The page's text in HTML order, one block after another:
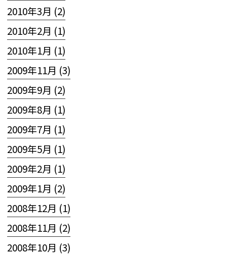
2010年3月 (2)
2010年2月 (1)
2010年1月 (1)
2009年11月 (3)
2009年9月 (2)
2009年8月 (1)
2009年7月 (1)
2009年5月 (1)
2009年2月 (1)
2009年1月 (2)
2008年12月 (1)
2008年11月 (2)
2008年10月 (3)